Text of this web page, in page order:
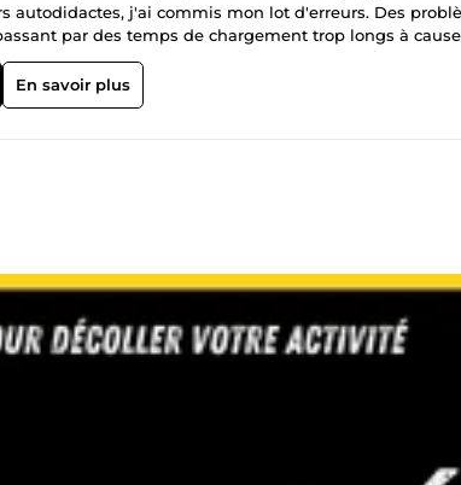
j'ai commis mon lot d'erreurs. Des
par des temps de chargement trop longs à cause
le premier regard, j'ai tout expérimenté. Mais c'est
une méthodologie rigoureuse. Aujourd'hui, je
web performants et optimisés. Que vous
En savoir plus